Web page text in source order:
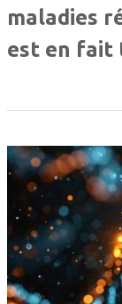
maladies
est en fait